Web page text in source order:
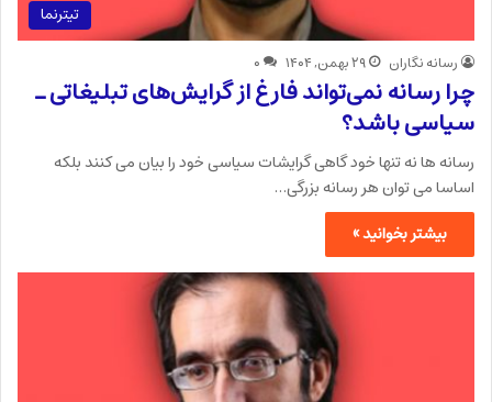
تیترنما
رسانه نگاران ۲۹ بهمن, ۱۴۰۴ ۰
چرا رسانه نمی‌تواند فارغ از گرایش‌های تبلیغاتی ـ
سیاسی باشد؟
رسانه ها نه تنها خود گاهی گرایشات سیاسی خود را بیان می کنند بلکه
اساسا می توان هر رسانه بزرگی…
بیشتر بخوانید »